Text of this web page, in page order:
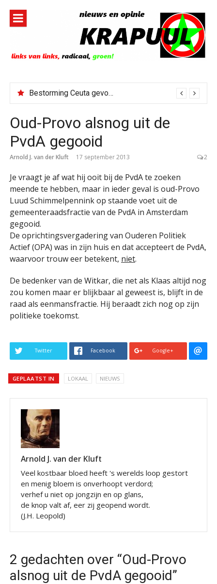
inhoud
Bestorming Ceuta gevolg van op sociale media verspreide hoax?
Oud-Provo alsnog uit de
PvdA gegooid
Arnold J. van der Kluft 17 september 2013 2
Je vraagt je af wat hij ooit bij de PvdA te zoeken
meende te hebben, maar in ieder geval is oud-Provo
Luud Schimmelpennink op staande voet uit de
gemeenteraadsfractie van de PvdA in Amsterdam
gegooid.
De oprichtingsvergadering van Ouderen Politiek
Actief (OPA) was in zijn huis en dat accepteert de PvdA,
waarvoor trouw eer betekent, niet.
De bedenker van de Witkar, die net als Klaas altijd nog
zou komen maar er blijkbaar al geweest is, blijft in de
raad als eenmansfractie. Hij beraadt zich nog op zijn
politieke toekomst.
Twitter Facebook Google+
GEPLAATST IN LOKAAL NIEUWS
Arnold J. van der Kluft
Veel kostbaar bloed heeft 's werelds loop gestort
en menig bloem is onverhoopt verdord;
verhef u niet op jongzijn en op glans,
de knop valt af, eer zij geopend wordt.
(J.H. Leopold)
2 gedachten over “Oud-Provo
alsnog uit de PvdA gegooid”